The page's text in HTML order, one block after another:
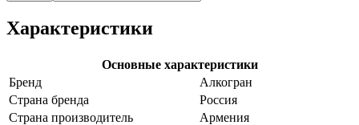
Характеристики
Основные характеристики
Бренд
Алкогран
Страна бренда
Россия
Страна производитель
Армения